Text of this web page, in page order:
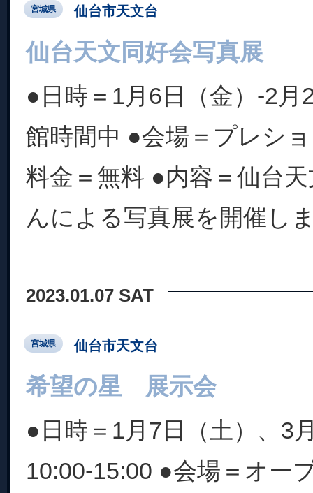
宮城県 仙台市天文台
仙台天文同好会写真展
●日時＝1月6日（金）-2
館時間中 ●会場＝プレシ
料金＝無料 ●内容＝仙台
んによる写真展を開催し
2023.01.07 SAT
宮城県 仙台市天文台
希望の星 展示会
●日時＝1月7日（土）、3
10:00-15:00 ●会場＝オー